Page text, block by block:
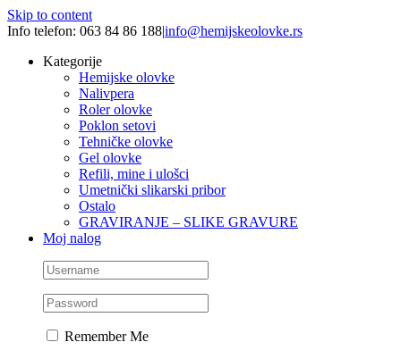
Skip to content
Info telefon: 063 84 86 188|info@hemijskeolovke.rs
Kategorije
Hemijske olovke
Nalivpera
Roler olovke
Poklon setovi
Tehničke olovke
Gel olovke
Refili, mine i ulošci
Umetnički slikarski pribor
Ostalo
GRAVIRANJE – SLIKE GRAVURE
Moj nalog
Remember Me